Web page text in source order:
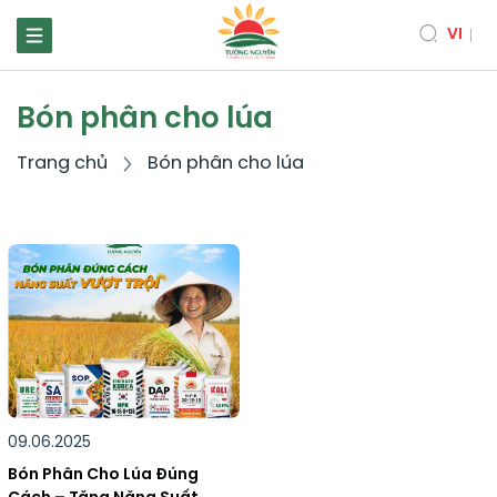
VI
Bón phân cho lúa
Trang chủ Bón phân cho lúa
09.06.2025
Bón Phân Cho Lúa Đúng